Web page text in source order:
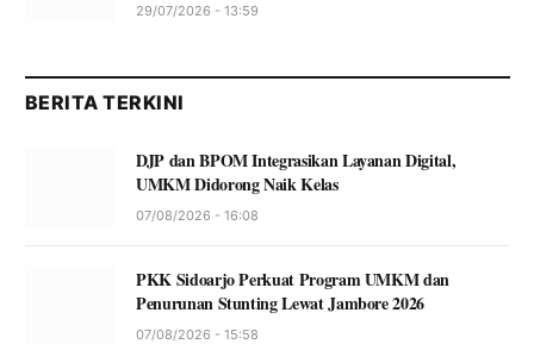
29/07/2026 - 13:59
BERITA TERKINI
DJP dan BPOM Integrasikan Layanan Digital,
UMKM Didorong Naik Kelas
07/08/2026 - 16:08
PKK Sidoarjo Perkuat Program UMKM dan
Penurunan Stunting Lewat Jambore 2026
07/08/2026 - 15:58